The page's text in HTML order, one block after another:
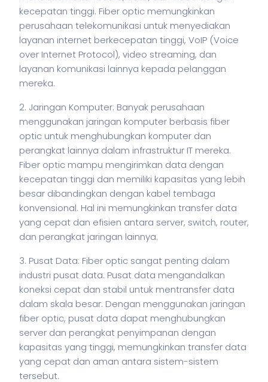
kecepatan tinggi. Fiber optic memungkinkan
perusahaan telekomunikasi untuk menyediakan
layanan internet berkecepatan tinggi, VoIP (Voice
over Internet Protocol), video streaming, dan
layanan komunikasi lainnya kepada pelanggan
mereka.
2. Jaringan Komputer: Banyak perusahaan
menggunakan jaringan komputer berbasis fiber
optic untuk menghubungkan komputer dan
perangkat lainnya dalam infrastruktur IT mereka.
Fiber optic mampu mengirimkan data dengan
kecepatan tinggi dan memiliki kapasitas yang lebih
besar dibandingkan dengan kabel tembaga
konvensional. Hal ini memungkinkan transfer data
yang cepat dan efisien antara server, switch, router,
dan perangkat jaringan lainnya.
3. Pusat Data: Fiber optic sangat penting dalam
industri pusat data. Pusat data mengandalkan
koneksi cepat dan stabil untuk mentransfer data
dalam skala besar. Dengan menggunakan jaringan
fiber optic, pusat data dapat menghubungkan
server dan perangkat penyimpanan dengan
kapasitas yang tinggi, memungkinkan transfer data
yang cepat dan aman antara sistem-sistem
tersebut.